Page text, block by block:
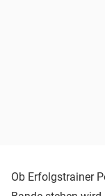
Ob Erfolgstrainer